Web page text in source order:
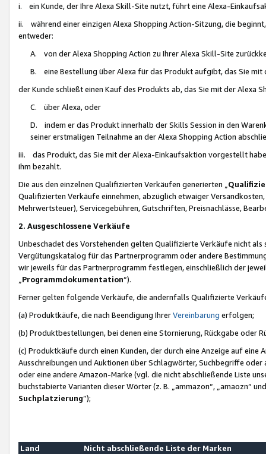
i. ein Kunde, der Ihre Alexa Skill-Site nutzt, führt eine Alexa-
ii. während einer einzigen Alexa Shopping Action-Sitzung, die
entweder:
A. von der Alexa Shopping Action zu Ihrer Alexa Skill-Site
B. eine Bestellung über Alexa für das Produkt aufgibt, das Sie mit
der Kunde schließt einen Kauf des Produkts ab, das Sie mit der Alexa
C. über Alexa, oder
D. indem er das Produkt innerhalb der Skills Session in den
seiner erstmaligen Teilnahme an der Alexa Shopping Action
iii. das Produkt, das Sie mit der Alexa-Einkaufsaktion vorgestellt
ihm bezahlt.
Die aus den einzelnen Qualifizierten Verkäufen generierten „
Qualifizierten Verkäufe einnehmen, abzüglich etwaiger
Mehrwertsteuer), Servicegebühren, Gutschriften, Preisnachlässe,
2. Ausgeschlossene Verkäufe
Unbeschadet des Vorstehenden gelten Qualifizierte Verkäufe nicht
Vergütungskatalog für das Partnerprogramm oder andere
wir jeweils für das Partnerprogramm festlegen, einschließlich der
Programmdokumentation“).
Ferner gelten folgende Verkäufe, die andernfalls Qualifizierte
(a) Produktkäufe, die nach Beendigung IhrerVereinbarung erfolgen;
(b) Produktbestellungen, bei denen eine Stornierung, Rückgabe oder
(c) Produktkäufe durch einen Kunden, der durch eine Anzeige auf
Ausschreibungen und Auktionen über Schlagwörter, Suchbegriffe
oder eine andere Amazon-Marke (vgl. die nicht abschließende Liste
buchstabierte Varianten dieser Wörter (z. B. „ammazon“, „amaozn“
Suchplatzierung”);
Land
Nicht abschließende Liste der Marken